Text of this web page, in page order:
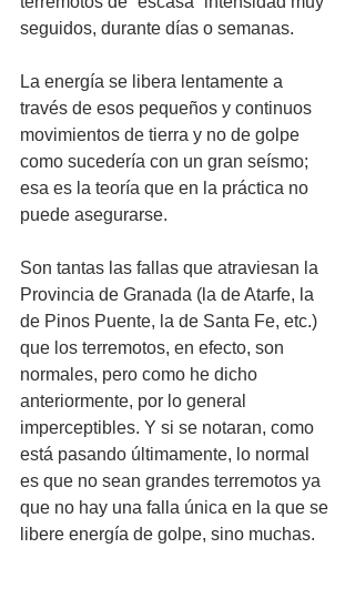
seguidos, durante días o semanas.
La energía se libera lentamente a
través de esos pequeños y continuos
movimientos de tierra y no de golpe
como sucedería con un gran seísmo;
esa es la teoría que en la práctica no
puede asegurarse.
Son tantas las fallas que atraviesan la
Provincia de Granada (la de Atarfe, la
de Pinos Puente, la de Santa Fe, etc.)
que los terremotos, en efecto, son
normales, pero como he dicho
anteriormente, por lo general
imperceptibles. Y si se notaran, como
está pasando últimamente, lo normal
es que no sean grandes terremotos ya
que no hay una falla única en la que se
libere energía de golpe, sino muchas.